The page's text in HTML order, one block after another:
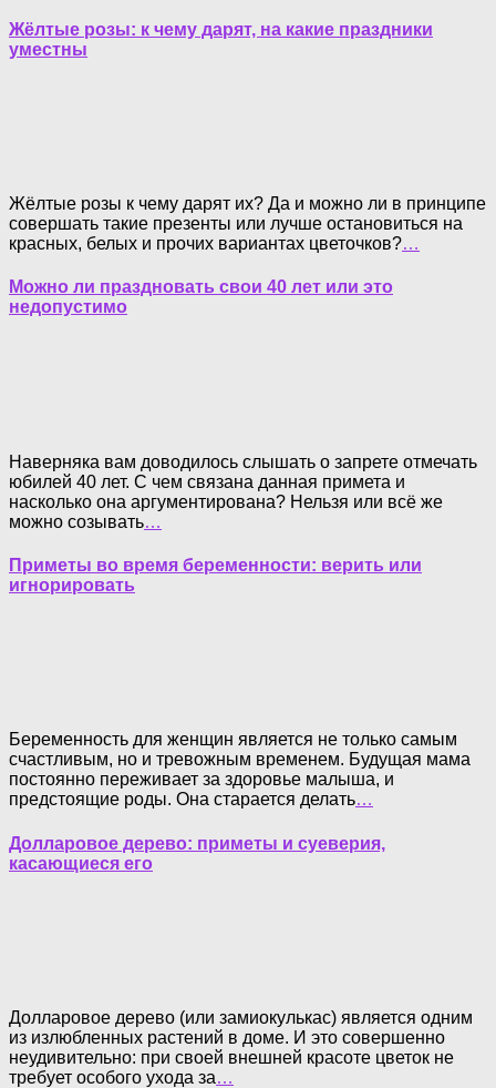
Жёлтые розы: к чему дарят, на какие праздники
уместны
Жёлтые розы к чему дарят их? Да и можно ли в принципе
совершать такие презенты или лучше остановиться на
красных, белых и прочих вариантах цветочков?…
Можно ли праздновать свои 40 лет или это
недопустимо
Наверняка вам доводилось слышать о запрете отмечать
юбилей 40 лет. С чем связана данная примета и
насколько она аргументирована? Нельзя или всё же
можно созывать…
Приметы во время беременности: верить или
игнорировать
Беременность для женщин является не только самым
счастливым, но и тревожным временем. Будущая мама
постоянно переживает за здоровье малыша, и
предстоящие роды. Она старается делать…
Долларовое дерево: приметы и суеверия,
касающиеся его
Долларовое дерево (или замиокулькас) является одним
из излюбленных растений в доме. И это совершенно
неудивительно: при своей внешней красоте цветок не
требует особого ухода за…